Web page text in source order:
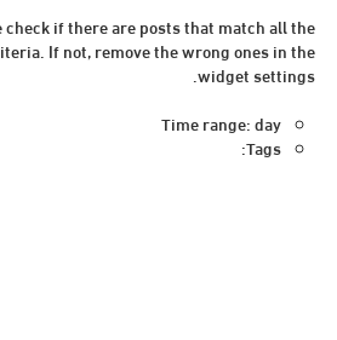
check if there are posts that match all the
If not, remove the wrong ones in the
widget settings.
Time range: day
Tags: